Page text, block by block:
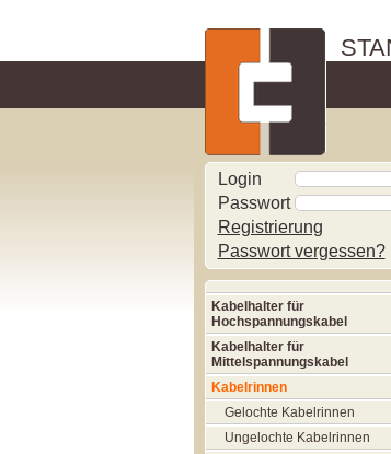
Login
Passwort
Registrierung
Passwort vergessen?
Kabelhalter für
Hochspannungskabel
Kabelhalter für
Mittelspannungskabel
Kabelrinnen
Gelochte Kabelrinnen
Ungelochte Kabelrinnen